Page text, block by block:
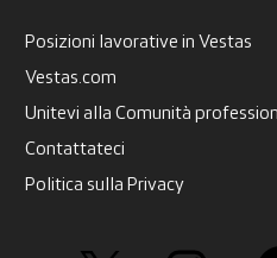
Posizioni lavorative in Vestas
Vestas.com
Unitevi alla Comunità
Contattateci
Politica sulla Privacy